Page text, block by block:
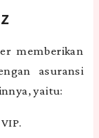
memberikan
asuransi
yaitu: